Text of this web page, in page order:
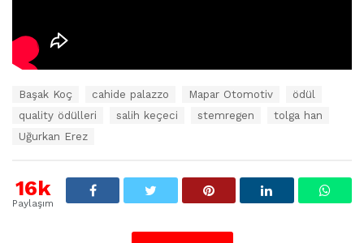
r
Başak Koç cahide palazzo Mapar Otomotiv
ödül
quality ödülleri
salih keçeci stemregen
tolga han
Uğurkan Erez
16k
Paylaşım